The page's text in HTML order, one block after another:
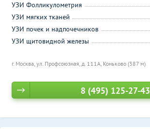
г. Москва, ул. Профсоюзная, д. 111А, Коньково (387 м)
УЗИ Фолликулометрия
УЗИ мягких тканей
УЗИ почек и надпочечников
УЗИ щитовидной железы
8 (495) 125-27-43